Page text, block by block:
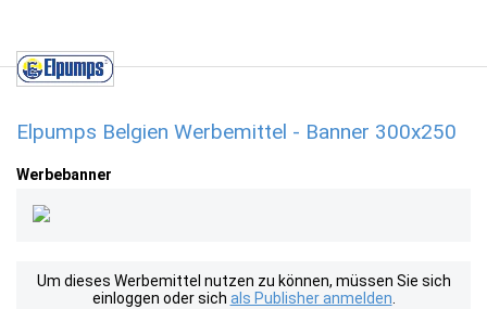
Elpumps Belgien Werbemittel - Banner 300x250
Werbebanner
Um dieses Werbemittel nutzen zu können, müssen Sie sich
einloggen oder sich als Publisher anmelden